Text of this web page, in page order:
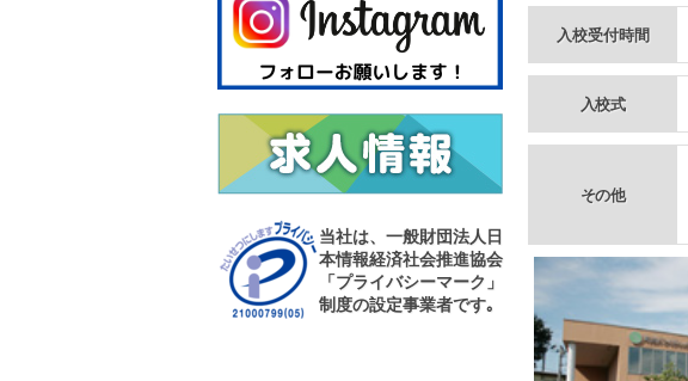
入校受付時間
入校式
その他
当社は、一般財団法人日
本情報経済社会推進協会
「プライバシーマーク」
制度の設定事業者です｡